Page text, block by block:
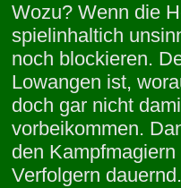
Wozu? Wenn die
spielinhaltich
noch blockieren.
Lowangen ist,
doch gar nicht
vorbeikommen.
den
Verfolgern